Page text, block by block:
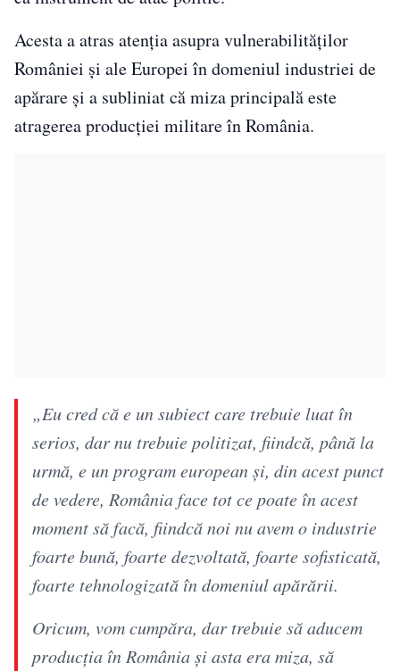
Acesta a atras atenția asupra vulnerabilităților
României și ale Europei în domeniul industriei de
apărare și a subliniat că miza principală este
atragerea producției militare în România.
„Eu cred că e un subiect care trebuie luat în
serios, dar nu trebuie politizat, fiindcă, până la
urmă, e un program european şi, din acest punct
de vedere, România face tot ce poate în acest
moment să facă, fiindcă noi nu avem o industrie
foarte bună, foarte dezvoltată, foarte sofisticată,
foarte tehnologizată în domeniul apărării.
Oricum, vom cumpăra, dar trebuie să aducem
producţia în România şi asta era miza, să